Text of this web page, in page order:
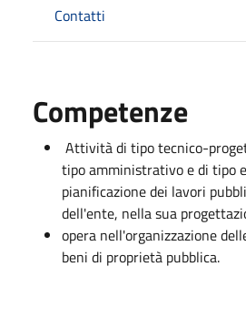
Contatti
Competenze
Attività di tipo tecnico-
tipo amministrativo e di tipo
pianificazione dei lavori
dell'ente, nella sua
opera nell'organizzazione
beni di proprietà pubblica.